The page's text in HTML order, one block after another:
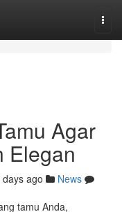
Agar
Elegan
days ago
News
tamu Anda,